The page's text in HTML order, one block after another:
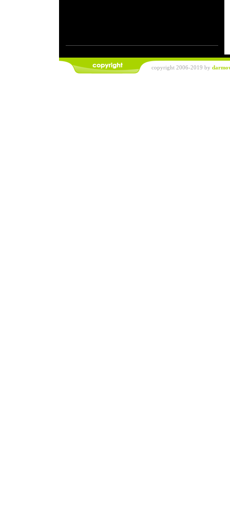
copyright 2006-2019 by